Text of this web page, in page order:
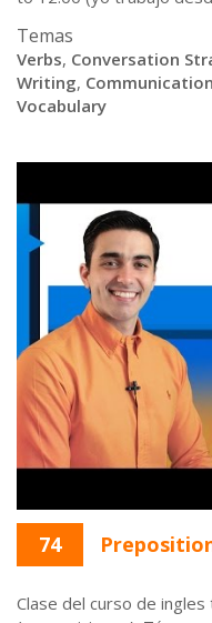
Temas
Verbs, Conversation
Writing, Communication
Vocabulary
74
Clase del curso de